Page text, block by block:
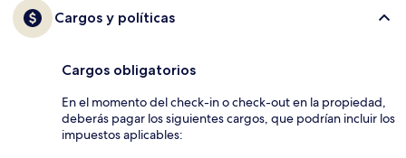
Cargos y políticas
Cargos obligatorios
En el momento del check-in o check-out en la propiedad,
deberás pagar los siguientes cargos, que podrían incluir los
impuestos aplicables: